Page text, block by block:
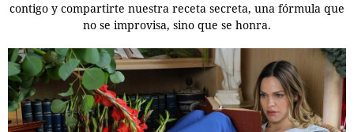
contigo y compartirte nuestra receta secreta, una fórmula que
no se improvisa, sino que se honra.